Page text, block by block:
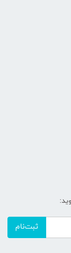
ثبت‌نام